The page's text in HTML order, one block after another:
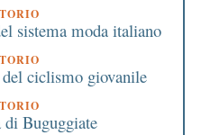
sistema moda italiano
ciclismo giovanile
di Buguggiate